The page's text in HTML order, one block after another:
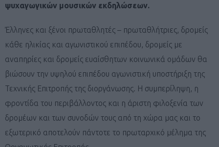
ψυχαγωγικών μουσικών εκδηλώσεων.
Έλληνες και ξένοι πρωταθλητές – πρωταθλήτριες, δρομείς
κάθε ηλικίας και αγωνιστικού επιπέδου, δρομείς με
αναπηρίες και δρομείς ευαίσθητων κοινωνικά ομάδων θα
βιώσουν την υψηλού επιπέδου αγωνιστική υποστήριξη της
Τεχνικής Επιτροπής της διοργάνωσης. Η συμπερίληψη, η
φροντίδα του περιβάλλοντος και η άριστη φιλοξενία των
δρομέων και των συνοδών τους από τη χώρα μας και το
εξωτερικό αποτελούν πάντοτε το πρωταρχικό μέλημα της